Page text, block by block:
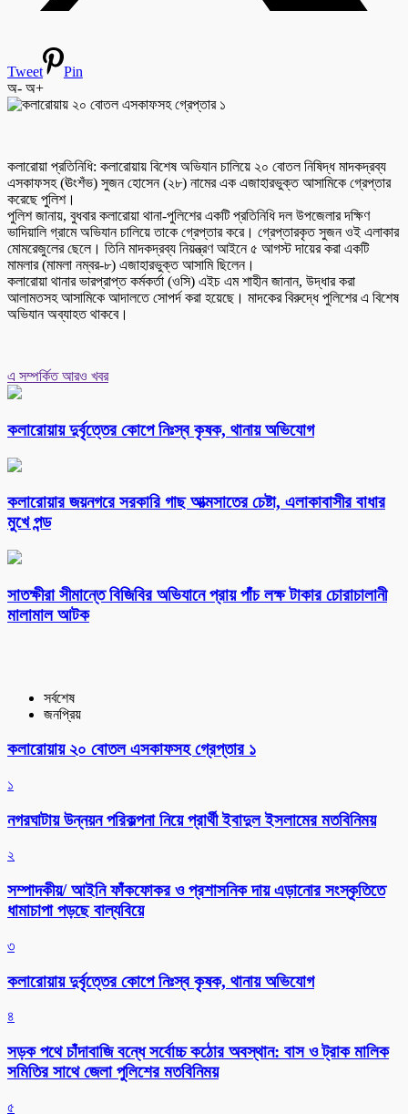
Tweet
Pin
অ- অ+
কলারোয়া প্রতিনিধি: কলারোয়ায় বিশেষ অভিযান চালিয়ে ২০ বোতল নিষিদ্ধ মাদকদ্রব্য
এসকাফসহ (ঊংশঁভ) সুজন হোসেন (২৮) নামের এক এজাহারভুক্ত আসামিকে গ্রেপ্তার
করেছে পুলিশ।
পুলিশ জানায়, বুধবার কলারোয়া থানা-পুলিশের একটি প্রতিনিধি দল উপজেলার দক্ষিণ
ভাদিয়ালি গ্রামে অভিযান চালিয়ে তাকে গ্রেপ্তার করে। গ্রেপ্তারকৃত সুজন ওই এলাকার
মোমরেজুলের ছেলে। তিনি মাদকদ্রব্য নিয়ন্ত্রণ আইনে ৫ আগস্ট দায়ের করা একটি
মামলার (মামলা নম্বর-৮) এজাহারভুক্ত আসামি ছিলেন।
কলারোয়া থানার ভারপ্রাপ্ত কর্মকর্তা (ওসি) এইচ এম শাহীন জানান, উদ্ধার করা
আলামতসহ আসামিকে আদালতে সোপর্দ করা হয়েছে। মাদকের বিরুদ্ধে পুলিশের এ বিশেষ
অভিযান অব্যাহত থাকবে।
এ সম্পর্কিত আরও খবর
কলারোয়ায় দুর্বৃত্তের কোপে নিঃস্ব কৃষক, থানায় অভিযোগ
কলারোয়ার জয়নগরে সরকারি গাছ আত্মসাতের চেষ্টা, এলাকাবাসীর বাধার
মুখে পন্ড
সাতক্ষীরা সীমান্তে বিজিবির অভিযানে প্রায় পাঁচ লক্ষ টাকার চোরাচালানী
মালামাল আটক
সর্বশেষ
জনপ্রিয়
কলারোয়ায় ২০ বোতল এসকাফসহ গ্রেপ্তার ১
১
নগরঘাটায় উন্নয়ন পরিকল্পনা নিয়ে প্রার্থী ইবাদুল ইসলামের মতবিনিময়
২
সম্পাদকীয়/ আইনি ফাঁকফোকর ও প্রশাসনিক দায় এড়ানোর সংস্কৃতিতে
ধামাচাপা পড়ছে বাল্যবিয়ে
৩
কলারোয়ায় দুর্বৃত্তের কোপে নিঃস্ব কৃষক, থানায় অভিযোগ
৪
সড়ক পথে চাঁদাবাজি বন্ধে সর্বোচ্চ কঠোর অবস্থান: বাস ও ট্রাক মালিক
সমিতির সাথে জেলা পুলিশের মতবিনিময়
৫